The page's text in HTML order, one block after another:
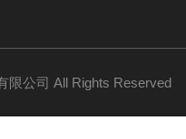
限公司 All Rights Reserved